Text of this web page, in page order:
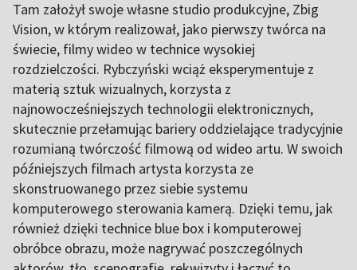
Tam założył swoje własne studio produkcyjne, Zbig
Vision, w którym realizował, jako pierwszy twórca na
świecie, filmy wideo w technice wysokiej
rozdzielczości. Rybczyński wciąż eksperymentuje z
materią sztuk wizualnych, korzysta z
najnowocześniejszych technologii elektronicznych,
skutecznie przełamując bariery oddzielające tradycyjnie
rozumianą twórczość filmową od wideo artu. W swoich
późniejszych filmach artysta korzysta ze
skonstruowanego przez siebie systemu
komputerowego sterowania kamerą. Dzięki temu, jak
również dzięki technice blue box i komputerowej
obróbce obrazu, może nagrywać poszczególnych